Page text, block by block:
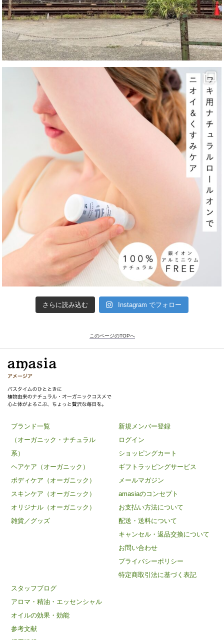
さらに読み込む Instagram でフォロー
このページのTOPへ
ブランド一覧
（オーガニック・ナチュラル
系）
ヘアケア（オーガニック）
ボディケア（オーガニック）
スキンケア（オーガニック）
オリジナル（オーガニック）
雑貨／グッズ
新規メンバー登録
ログイン
ショッピングカート
ギフトラッピングサービス
メールマガジン
amasiaのコンセプト
お支払い方法について
配送・送料について
キャンセル・返品交換について
お問い合わせ
プライバシーポリシー
特定商取引法に基づく表記
スタッフブログ
アロマ・精油・エッセンシャル
オイルの効果・効能
参考文献